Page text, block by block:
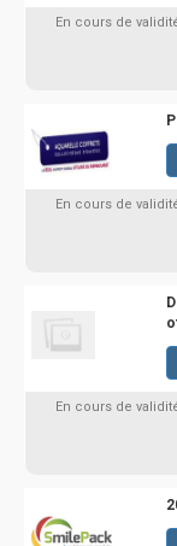
En cours de
En cours de
En cours de